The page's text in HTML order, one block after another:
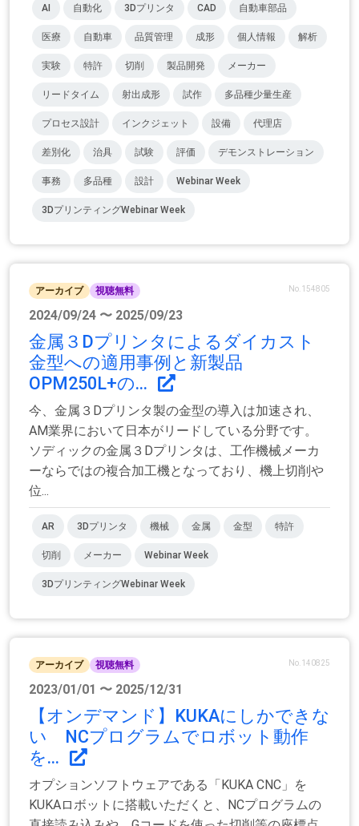
AI 自動化 3Dプリンタ CAD 自動車部品
医療 自動車 品質管理 成形 個人情報 解析
実験 特許 切削 製品開発 メーカー
リードタイム 射出成形 試作 多品種少量生産
プロセス設計 インクジェット 設備 代理店
差別化 治具 試験 評価 デモンストレーション
事務 多品種 設計 Webinar Week
3DプリンティングWebinar Week
アーカイブ 視聴無料 No.154805
2024/09/24 〜 2025/09/23
金属３Dプリンタによるダイカスト
金型への適用事例と新製品
OPM250L+の...
今、金属３Dプリンタ製の金型の導入は加速され、
AM業界において日本がリードしている分野です。
ソディックの金属３Dプリンタは、工作機械メーカ
ーならではの複合加工機となっており、機上切削や
位...
AR 3Dプリンタ 機械 金属 金型 特許
切削 メーカー Webinar Week
3DプリンティングWebinar Week
アーカイブ 視聴無料 No.140825
2023/01/01 〜 2025/12/31
【オンデマンド】KUKAにしかできな
い NCプログラムでロボット動作
を...
オプションソフトウェアである「KUKA CNC」を
KUKAロボットに搭載いただくと、NCプログラムの